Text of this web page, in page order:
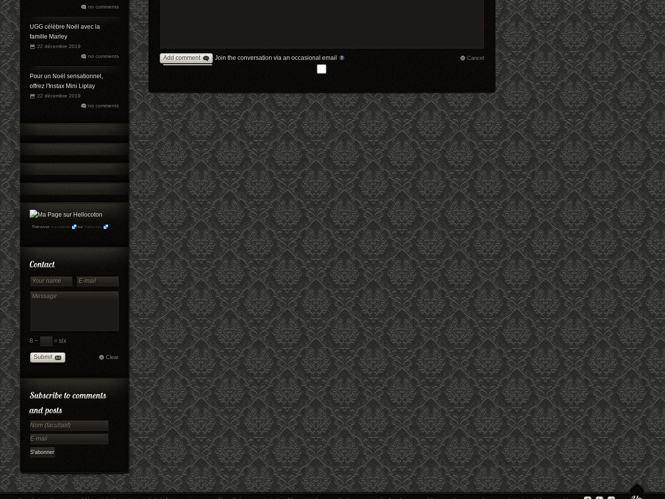
no comments
UGG célèbre Noël avec la
famille Marley
22 décembre 2019
no comments
Pour un Noël sensationnel,
offrez l'Instax Mini Liplay
22 décembre 2019
no comments
Retrouvez maryophoto sur Hellocoton
8 − = six
Submit Clear
Add comment Cancel
Join the conversation via an occasional email